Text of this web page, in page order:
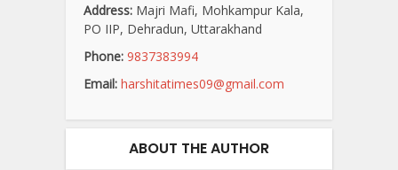
Address: Majri Mafi, Mohkampur Kala,
PO IIP, Dehradun, Uttarakhand
Phone: 9837383994
Email: harshitatimes09@gmail.com
ABOUT THE AUTHOR